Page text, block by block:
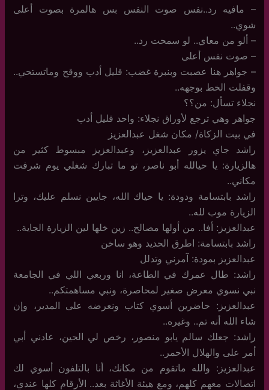
– مافيه رد..نفس صوت النفس بس هالمرة بصوت أعلى
شوي..
– ألو من معاي.. لو سمحت رد..
– صوت نفس أعلى
– جواهر هنا عصبت وبنبرة غضب: قليل أدب ووقح وماتستحي..
وقفلت الخط بوجهه..
نجلاء تسأل: من؟؟
جواهر وهي ترجع لأوراق نجلاء: واحد قليل أدب
في بيت الزكاة/ مكان شغل عبدالعزيز
راشد جاي يزور عبدالعزيز، وعبدالعزيز مبسوط كثير من
هالزيارة: يا حيالله أبو ناصر، تو ما تبارك شغلي يوم شرفت
مكاني..
راشد بابتسامة ودودة: يا حياك الله، جايين نسلم عليك، وترا
الزيارة موب لله..
عبدالعزيز: أفا.. من أولها مصالح.. زين خلها لين الزيارة الجاية..
راشد بابتسامة: اطرق الحديد وهو ساخن
عبدالعزيز بمودة: آمرني وتدلل
راشد: طال عمرك في الطاعة، انا وربعي اللي في الجامعة
نبي نسوي معرض صغير لمحاصرة، ونبي مساهمتكم..
عبدالعزيز: حاضرين أسوي كتاب ونعرضه على المدير، وإن
شاء الله أنه تم.. وغيره..
راشد: جعلك سالم يابو منصور، رخص لي الحين، عادني أبي
أمر على والهلال الأحمر..
عبدالعزيز: والله ماتقوم من مكانك، أنا بالتلفون أسوي لك
اتصالات معهم كلهم، ومع هيئة الأغاثة بعد.. الأرقام كلها عندي،